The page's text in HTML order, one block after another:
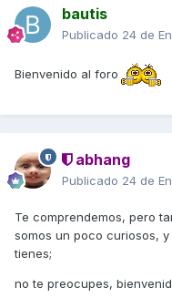
bautis
Publicado 24 de
Bienvenido al foro
abhang
Publicado 24 de
Te comprendemos, pero
somos un poco curiosos,
tienes;
no te preocupes,